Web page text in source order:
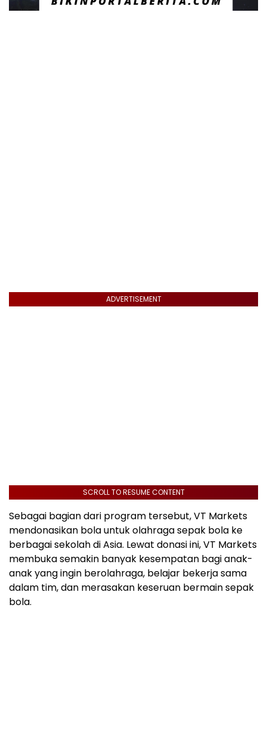
ADVERTISEMENT
SCROLL TO RESUME CONTENT
Sebagai bagian dari program tersebut, VT Markets
mendonasikan bola untuk olahraga sepak bola ke
berbagai sekolah diAsia. Lewat donasi ini, VT Markets
membuka semakin banyak kesempatan bagi anak-
anak yang ingin berolahraga, belajar bekerja sama
dalam tim, dan merasakan keseruan bermain sepak
bola.